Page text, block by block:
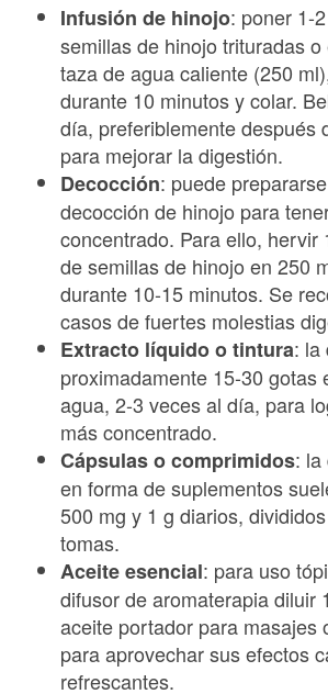
Infusión de hinojo: poner 1-
semillas de hinojo trituradas
taza de agua caliente (250
durante 10 minutos y colar.
día, preferiblemente después
para mejorar la digestión.
Decocción: puede
decocción de hinojo para
concentrado. Para ello, hervir
de semillas de hinojo en 250
durante 10-15 minutos. Se
casos de fuertes molestias
Extracto líquido o tintura: la
proximadamente 15-30 gotas
agua, 2-3 veces al día, para
más concentrado.
Cápsulas o comprimidos: la
en forma de suplementos
500 mg y 1 g diarios,
tomas.
Aceite esencial: para uso
difusor de aromaterapia diluir
aceite portador para masajes
para aprovechar sus efectos
refrescantes.